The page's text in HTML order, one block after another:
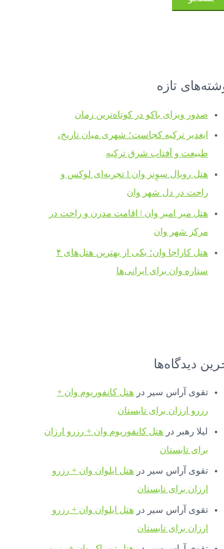
تازه
صدور ویزای باکو در کوتاه‌ترین زمان
ایغدیر ترکیه کجاست؛ شهری میان تاریخ،
طبیعت و آفتاب شرق ترکیه
هتل رویال سِوِنز وان l تجربه‌ای لوکس و
راحت در دل شهر وان
هتل میر امیر وان | اقامت مدرن و راحت در
مرکز شهر وان
هتل کاراجا وان؛ یکی از بهترین هتل‌های ۴
ستاره وان برای ایرانی‌ها
دیدگاه‌ها
تقوی آراس سیر در هتل کانفوریوم وان +
رزرو ارزان برای تابستان
لیلا رهبر در هتل کانفوریوم وان + رزرو ارزان
برای تابستان
تقوی آراس سیر در هتل ایلوان وان + رزرو
ارزان برای تابستان
تقوی آراس سیر در هتل ایلوان وان + رزرو
ارزان برای تابستان